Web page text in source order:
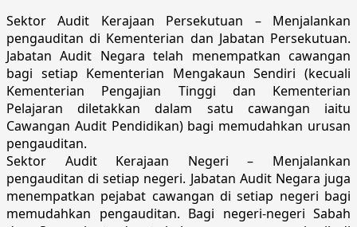
Sektor Audit Kerajaan Persekutuan – Menjalankan
pengauditan di Kementerian dan Jabatan Persekutuan.
Jabatan Audit Negara telah menempatkan cawangan
bagi setiap Kementerian Mengakaun Sendiri (kecuali
Kementerian Pengajian Tinggi dan Kementerian
Pelajaran diletakkan dalam satu cawangan iaitu
Cawangan Audit Pendidikan) bagi memudahkan urusan
pengauditan.
Sektor Audit Kerajaan Negeri – Menjalankan
pengauditan di setiap negeri. Jabatan Audit Negara juga
menempatkan pejabat cawangan di setiap negeri bagi
memudahkan pengauditan. Bagi negeri-negeri Sabah